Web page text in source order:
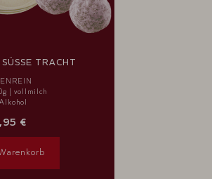
TRACHT
| vollmilch
€